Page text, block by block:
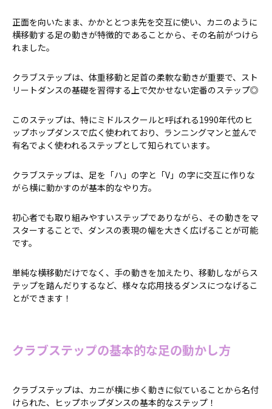
正面を向いたまま、かかととつま先を交互に使い、カニのように
横移動する足の動きが特徴的であることから、その名前がつけら
れました。
クラブステップは、体重移動と足首の柔軟な動きが重要で、スト
リートダンスの基礎を習得する上で欠かせない定番のステップ◎
このステップは、特にミドルスクールと呼ばれる1990年代のヒ
ップホップダンスで広く使われており、ランニングマンと並んで
有名でよく使われるステップとして知られています。
クラブステップは、足を「ハ」の字と「V」の字に交互に作りな
がら横に動かすのが基本的なやり方。
初心者でも取り組みやすいステップでありながら、その動きをマ
スターすることで、ダンスの表現の幅を大きく広げることが可能
です。
単純な横移動だけでなく、手の動きを加えたり、移動しながらス
テップを踏んだりするなど、様々な応用技るダンスにつなげるこ
とができます！
クラブステップの基本的な足の動かし方
クラブステップは、カニが横に歩く動きに似ていることから名付
けられた、ヒップホップダンスの基本的なステップ！